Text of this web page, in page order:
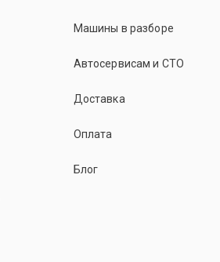
Машины в разборе
Автосервисам и СТО
Доставка
Оплата
Блог